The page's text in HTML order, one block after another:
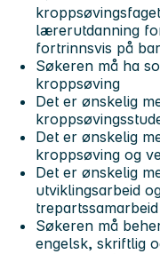
lærerutdanning
fortrinnsvis på
Søkeren må ha
kroppsøving
Det er ønskelig
Det er ønskelig
kroppsøving og
Det er ønskelig
utviklingsarbeid
Søkeren må
engelsk, skriftlig